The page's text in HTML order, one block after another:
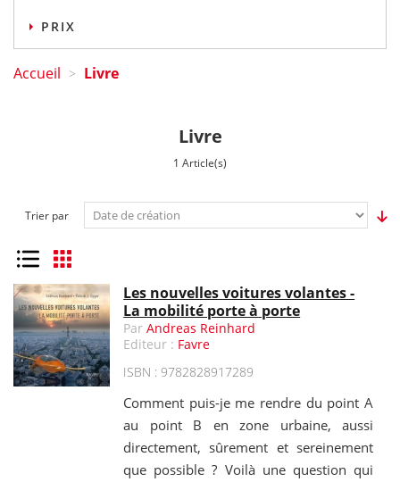
PRIX
Accueil > Livre
Livre
1 Article(s)
Trier par
Liste Grille
Les nouvelles voitures volantes -
La mobilité porte à porte
ParAndreas Reinhard
Editeur : Favre
ISBN : 9782828917289
Comment puis-je me rendre du point A
au point B en zone urbaine, aussi
directement, sûrement et sereinement
que possible ? Voilà une question qui